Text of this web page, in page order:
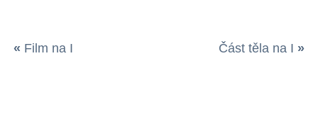
« Film na I Část těla na I »